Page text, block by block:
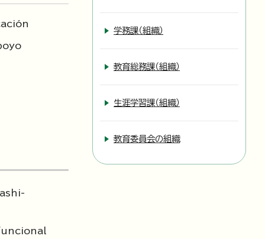
学務課（組織）
教育総務課（組織）
生涯学習課（組織）
教育委員会の組織